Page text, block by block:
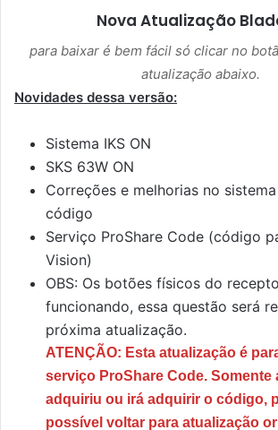
Nova Atualização
para baixar é bem fácil só clicar no
atualização abaixo.
Novidades dessa versão:
Sistema IKS ON
SKS 63W ON
Correções e melhorias no
código
Serviço ProShare Code (código
Vision)
OBS: Os botões físicos do
funcionando, essa questão será
próxima atualização.
ATENÇÃO: Esta atualização é
serviço ProShare Code. Somente
adquiriu ou irá adquirir o código,
possível voltar para atualização